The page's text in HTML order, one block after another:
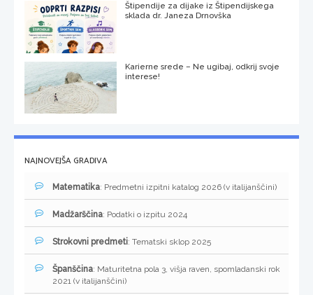
Štipendije za dijake iz Štipendijskega
sklada dr. Janeza Drnovška
Karierne srede – Ne ugibaj, odkrij svoje
interese!
NAJNOVEJŠA GRADIVA
Matematika: Predmetni izpitni katalog 2026 (v italijanščini)
Madžarščina: Podatki o izpitu 2024
Strokovni predmeti: Tematski sklop 2025
Španščina: Maturitetna pola 3, višja raven, spomladanski rok
2021 (v italijanščini)